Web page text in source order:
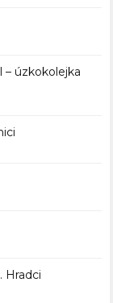
– úzkokolejka
Hradci